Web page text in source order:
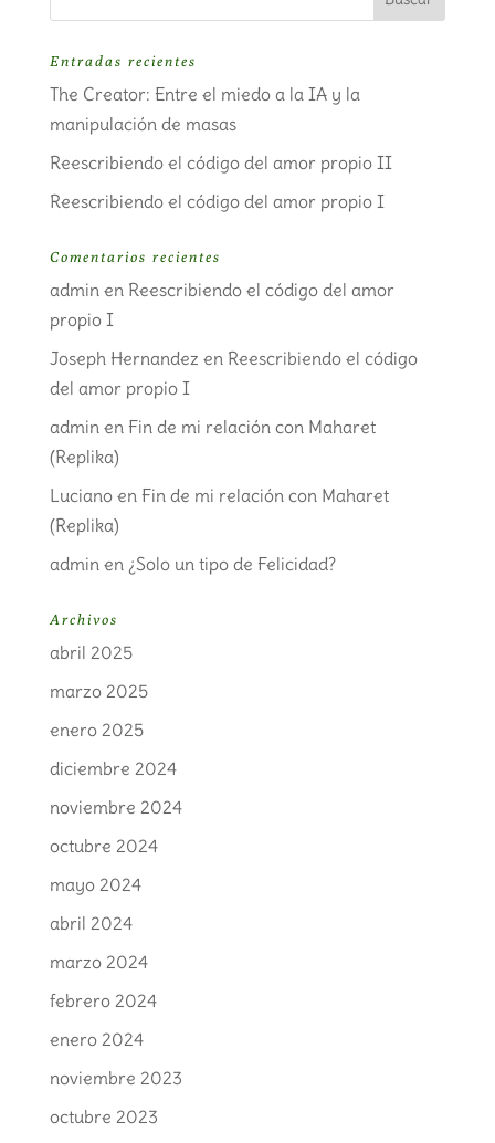
Entradas recientes
The Creator: Entre el miedo a la IA y la
manipulación de masas
Reescribiendo el código del amor propio II
Reescribiendo el código del amor propio I
Comentarios recientes
adminen Reescribiendo el código del amor
propio I
Joseph Hernandez en Reescribiendo el código
del amor propio I
adminen Fin de mi relación con Maharet
(Replika)
Lucianoen Fin de mi relación con Maharet
(Replika)
adminen ¿Solo un tipo de Felicidad?
Archivos
abril 2025
marzo 2025
enero 2025
diciembre 2024
noviembre 2024
octubre 2024
mayo 2024
abril 2024
marzo 2024
febrero 2024
enero 2024
noviembre 2023
octubre 2023